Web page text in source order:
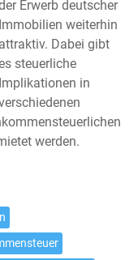
Erwerb deutscher
Immobilien weiterhin
attraktiv. Dabei gibt
steuerliche
Implikationen in
werden.